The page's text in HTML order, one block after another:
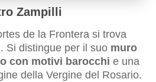
Zampilli
de la Frontera si trova
Si distingue per il suo muro
con motivi barocchi e una
della Vergine del Rosario.